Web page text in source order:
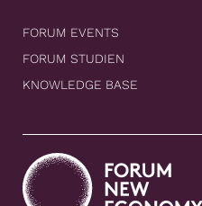
FORUM EVENTS
FORUM STUDIEN
KNOWLEDGE BASE